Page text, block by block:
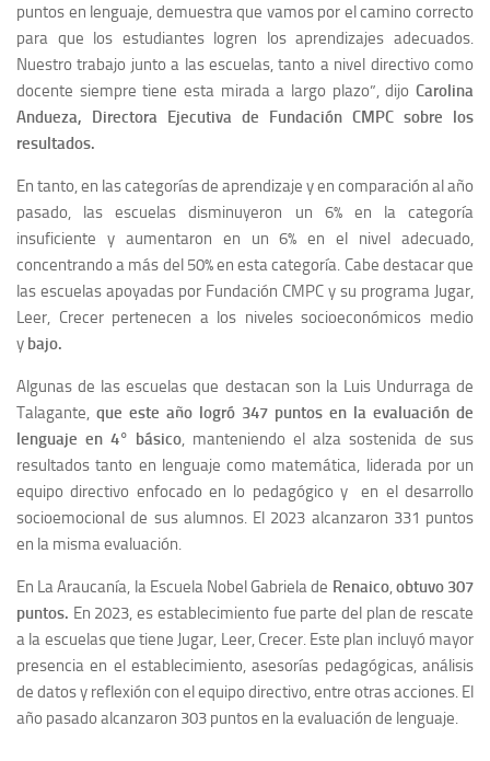
puntos en lenguaje, demuestra que vamos por el camino correcto
para que los estudiantes logren los aprendizajes adecuados.
Nuestro trabajo junto a las escuelas, tanto a nivel directivo como
docente siempre tiene esta mirada a largo plazo”, dijo Carolina
Andueza, Directora Ejecutiva de Fundación CMPC sobre los
resultados.
En tanto, en las categorías de aprendizaje y en comparación al año
pasado, las escuelas disminuyeron un 6% en la categoría
insuficiente y aumentaron en un 6% en el nivel adecuado,
concentrando a más del 50% en esta categoría. Cabe destacar que
las escuelas apoyadas por Fundación CMPC y su programa Jugar,
Leer, Crecer pertenecen a los niveles socioeconómicos medio
y bajo.
Algunas de las escuelas que destacan son la Luis Undurraga de
Talagante, que este año logró 347 puntos en la evaluación de
lenguaje en 4° básico, manteniendo el alza sostenida de sus
resultados tanto en lenguaje como matemática, liderada por un
equipo directivo enfocado en lo pedagógico y en el desarrollo
socioemocional de sus alumnos. El 2023 alcanzaron 331 puntos
en la misma evaluación.
En La Araucanía, la Escuela Nobel Gabriela de Renaico,obtuvo 307
puntos. En 2023, es establecimiento fue parte del plan de rescate
a la escuelas que tiene Jugar, Leer, Crecer. Este plan incluyó mayor
presencia en el establecimiento, asesorías pedagógicas, análisis
de datos y reflexión con el equipo directivo, entre otras acciones. El
año pasado alcanzaron 303 puntos en la evaluación de lenguaje.